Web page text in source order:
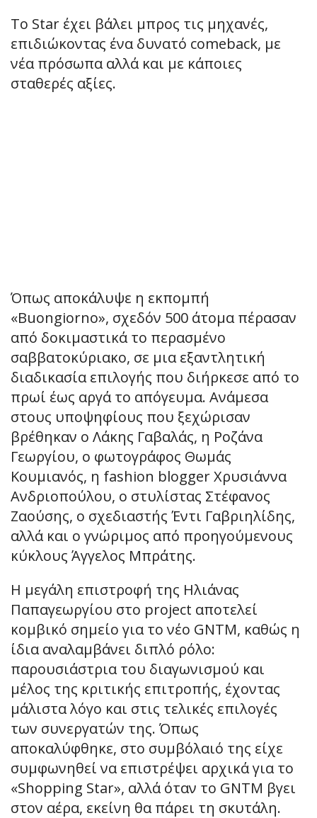
Το Star έχει βάλει μπρος τις μηχανές,
επιδιώκοντας ένα δυνατό comeback, με
νέα πρόσωπα αλλά και με κάποιες
σταθερές αξίες.
Όπως αποκάλυψε η εκπομπή
«Buongiorno», σχεδόν 500 άτομα πέρασαν
από δοκιμαστικά το περασμένο
σαββατοκύριακο, σε μια εξαντλητική
διαδικασία επιλογής που διήρκεσε από το
πρωί έως αργά το απόγευμα. Ανάμεσα
στους υποψηφίους που ξεχώρισαν
βρέθηκαν ο Λάκης Γαβαλάς, η Ροζάνα
Γεωργίου, ο φωτογράφος Θωμάς
Κουμιανός, η fashion blogger Χρυσιάννα
Ανδριοπούλου, ο στυλίστας Στέφανος
Ζαούσης, ο σχεδιαστής Έντι Γαβριηλίδης,
αλλά και ο γνώριμος από προηγούμενους
κύκλους Άγγελος Μπράτης.
Η μεγάλη επιστροφή της Ηλιάνας
Παπαγεωργίου στο project αποτελεί
κομβικό σημείο για το νέο GNTM, καθώς η
ίδια αναλαμβάνει διπλό ρόλο:
παρουσιάστρια του διαγωνισμού και
μέλος της κριτικής επιτροπής, έχοντας
μάλιστα λόγο και στις τελικές επιλογές
των συνεργατών της. Όπως
αποκαλύφθηκε, στο συμβόλαιό της είχε
συμφωνηθεί να επιστρέψει αρχικά για το
«Shopping Star», αλλά όταν το GNTM βγει
στον αέρα, εκείνη θα πάρει τη σκυτάλη.